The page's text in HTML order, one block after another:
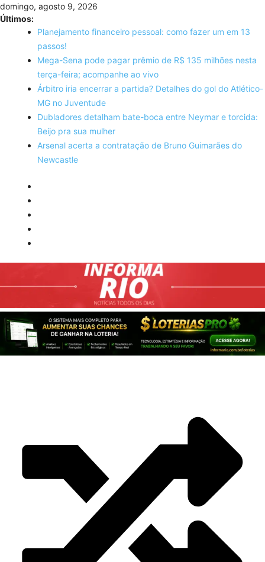
Skip
to
content
domingo, agosto 9, 2026
Últimos:
Planejamento financeiro pessoal: como fazer um em 13
passos!
Mega-Sena pode pagar prêmio de R$ 135 milhões nesta
terça-feira; acompanhe ao vivo
Árbitro iria encerrar a partida? Detalhes do gol do Atlético-
MG no Juventude
Dubladores detalham bate-boca entre Neymar e torcida:
Beijo pra sua mulher
Arsenal acerta a contratação de Bruno Guimarães do
Newcastle